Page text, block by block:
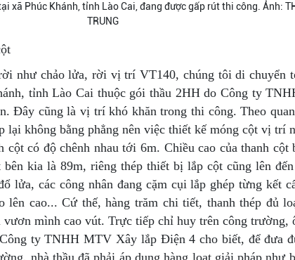
xã Phúc Khánh, tỉnh Lào Cai, đang được gấp rút thi công. Ảnh:
TRUNG
như chảo lửa, rời vị trí VT140, chúng tôi di chuyển
tỉnh Lào Cai thuộc gói thầu 2HH do Công ty
Đây cũng là vị trí khó khăn trong thi công. Theo
lại không bằng phẳng nên việc thiết kế móng cột vị trí
cột có độ chênh nhau tới 6m. Chiều cao của thanh cột
kia là 89m, riêng thép thiết bị lắp cột cũng lên
lửa, các công nhân đang cặm cụi lắp ghép từng kết
lên cao... Cứ thế, hàng trăm chi tiết, thanh thép đủ
vươn mình cao vút. Trực tiếp chỉ huy trên công trường,
ty TNHH MTV Xây lắp Điện 4 cho biết, để đưa
nhà thầu đã phải áp dụng hàng loạt giải pháp như